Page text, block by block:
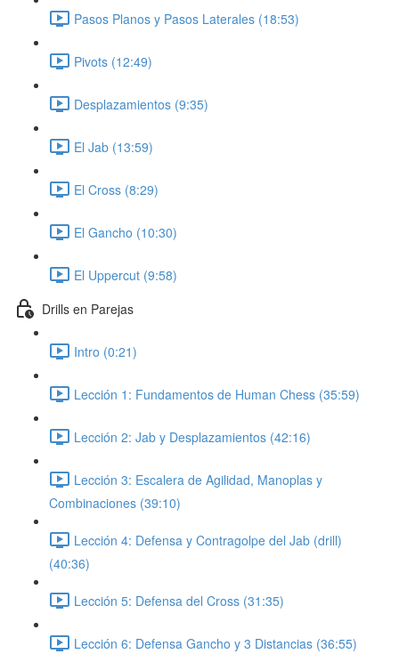
Pasos Planos y Pasos Laterales (18:53)
Pivots (12:49)
Desplazamientos (9:35)
El Jab (13:59)
El Cross (8:29)
El Gancho (10:30)
El Uppercut (9:58)
Drills en Parejas
Intro (0:21)
Lección 1: Fundamentos de Human Chess (35:59)
Lección 2: Jab y Desplazamientos (42:16)
Lección 3: Escalera de Agilidad, Manoplas y
Combinaciones (39:10)
Lección 4: Defensa y Contragolpe del Jab (drill)
(40:36)
Lección 5: Defensa del Cross (31:35)
Lección 6: Defensa Gancho y 3 Distancias (36:55)